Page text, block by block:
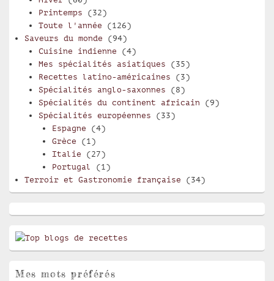
Printemps (32)
Toute l'année (126)
Saveurs du monde (94)
Cuisine indienne (4)
Mes spécialités asiatiques (35)
Recettes latino-américaines (3)
Spécialités anglo-saxonnes (8)
Spécialités du continent africain (9)
Spécialités européennes (33)
Espagne (4)
Grèce (1)
Italie (27)
Portugal
(1)
Terroir et Gastronomie française (34)
Mes mots préférés